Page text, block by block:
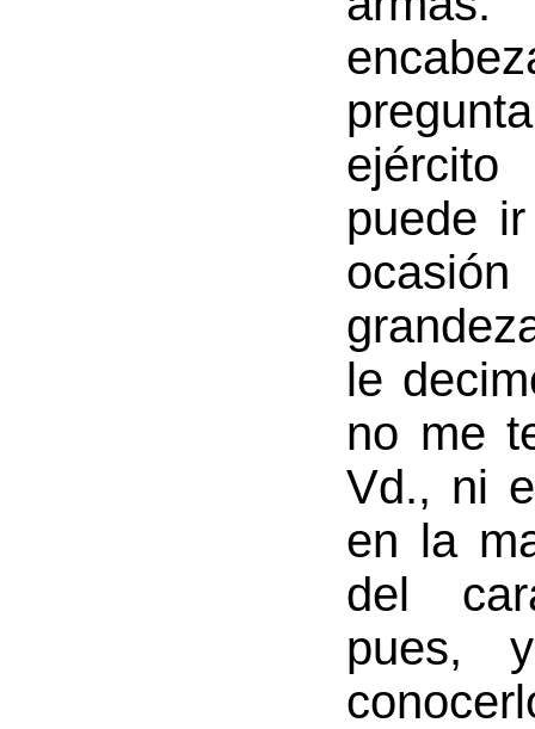
puede
le
no me
Vd., ni
en la
del
pues,